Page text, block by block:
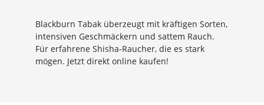
Blackburn Tabak überzeugt mit kräftigen Sorten,
intensiven Geschmäckern und sattem Rauch.
Für erfahrene Shisha-Raucher, die es stark
mögen. Jetzt direkt online kaufen!